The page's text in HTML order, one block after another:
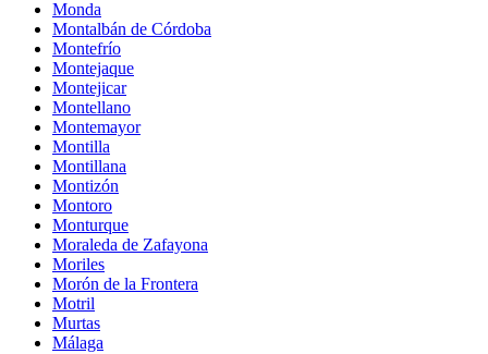
Monda
Montalbán de Córdoba
Montefrío
Montejaque
Montejicar
Montellano
Montemayor
Montilla
Montillana
Montizón
Montoro
Monturque
Moraleda de Zafayona
Moriles
Morón de la Frontera
Motril
Murtas
Málaga